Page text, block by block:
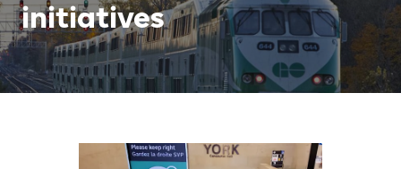
initiatives